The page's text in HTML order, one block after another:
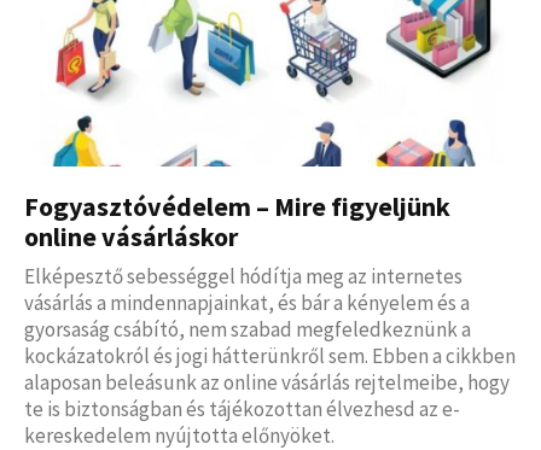
Fogyasztóvédelem – Mire figyeljünk
online vásárláskor
Elképesztő sebességgel hódítja meg az internetes
vásárlás a mindennapjainkat, és bár a kényelem és a
gyorsaság csábító, nem szabad megfeledkeznünk a
kockázatokról és jogi hátterünkről sem. Ebben a cikkben
alaposan beleásunk az online vásárlás rejtelmeibe, hogy
te is biztonságban és tájékozottan élvezhesd az e-
kereskedelem nyújtotta előnyöket.